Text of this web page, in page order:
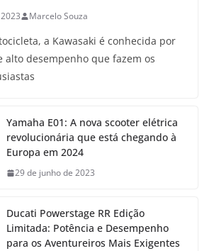
Marcelo Souza
a Kawasaki é conhecida por
alto desempenho que fazem os
Yamaha E01: A nova scooter elétrica
revolucionária que está chegando à
Europa em 2024
29 de junho de 2023
Ducati Powerstage RR Edição
Limitada: Potência e Desempenho
para os Aventureiros Mais Exigentes